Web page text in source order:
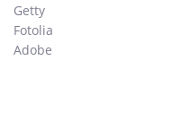
Getty
Fotolia
Adobe